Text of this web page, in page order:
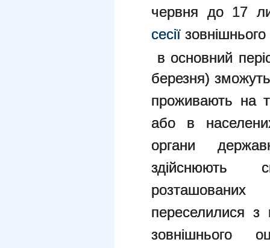
червня до 17
сесії
в основний
березня)
проживають на
або в
органи
здійснюють
переселилися
зовнішнього